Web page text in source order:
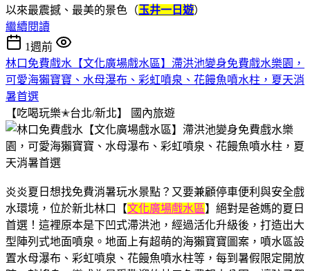
以來最震撼、最美的景色（玉井一日遊）
繼續閱讀
1週前
林口免費戲水【文化廣場戲水區】滯洪池變身免費戲水樂園，
可愛海獺寶寶、水母瀑布、彩虹噴泉、花饅魚噴水柱，夏天消
暑首選
【吃喝玩樂✭台北/新北】
國內旅遊
炎炎夏日想找免費消暑玩水景點？又要兼顧停車便利與安全戲
水環境，位於新北林口【文化廣場戲水區】絕對是爸媽的夏日
首選！這裡原本是下凹式滯洪池，經過活化升級後，打造出大
型陣列式地面噴泉。地面上有超萌的海獺寶寶圖案，噴水區設
置水母瀑布、彩虹噴泉、花饅魚噴水柱等，每到暑假限定開放